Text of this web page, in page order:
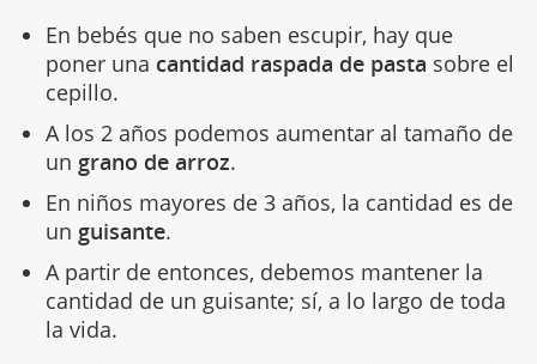
En bebés que no saben escupir, hay que
poner una cantidad raspada de pasta sobre el
cepillo.
A los 2 años podemos aumentar al tamaño de
un grano de arroz.
En niños mayores de 3 años, la cantidad es de
un guisante.
A partir de entonces, debemos mantener la
cantidad de un guisante; sí, a lo largo de toda
la vida.